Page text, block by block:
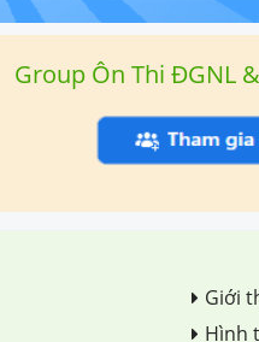
Group Ôn Thi ĐGNL
Giới
Hình